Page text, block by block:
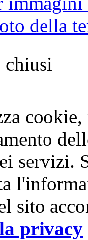
della
chiusi
servizi.
sito
privacy